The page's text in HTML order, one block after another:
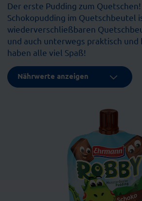
Der erste Pudding zum Quetschen!
Schokopudding im Quetschbeutel
wiederverschließbaren
und auch unterwegs praktisch und
haben alle viel Spaß!
Nährwerte anzeigen